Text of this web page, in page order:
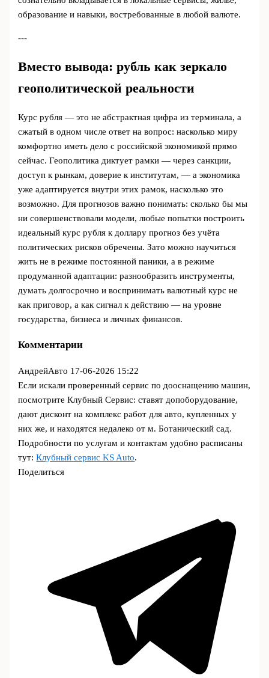
образование и навыки, востребованные в любой валюте.
---
Вместо вывода: рубль как зеркало
геополитической реальности
Курс рубля — это не абстрактная цифра из терминала, а
сжатый в одном числе ответ на вопрос: насколько миру
комфортно иметь дело с российской экономикой прямо
сейчас. Геополитика диктует рамки — через санкции,
доступ к рынкам, доверие к институтам, — а экономика
уже адаптируется внутри этих рамок, насколько это
возможно. Для прогнозов важно понимать: сколько бы мы
ни совершенствовали модели, любые попытки построить
идеальный курс рубля к доллару прогноз без учёта
политических рисков обречены. Зато можно научиться
жить не в режиме постоянной паники, а в режиме
продуманной адаптации: разнообразить инструменты,
думать долгосрочно и воспринимать валютный курс не
как приговор, а как сигнал к действию — на уровне
государства, бизнеса и личных финансов.
Комментарии
АндрейАвто 17-06-2026 15:22
Если искали проверенный сервис по дооснащению машин,
посмотрите Клубный Сервис: ставят допоборудование,
дают дисконт на комплекс работ для авто, купленных у
них же, и находятся недалеко от м. Ботанический сад.
Подробности по услугам и контактам удобно расписаны
тут:Клубный сервис KS Auto.
Поделиться